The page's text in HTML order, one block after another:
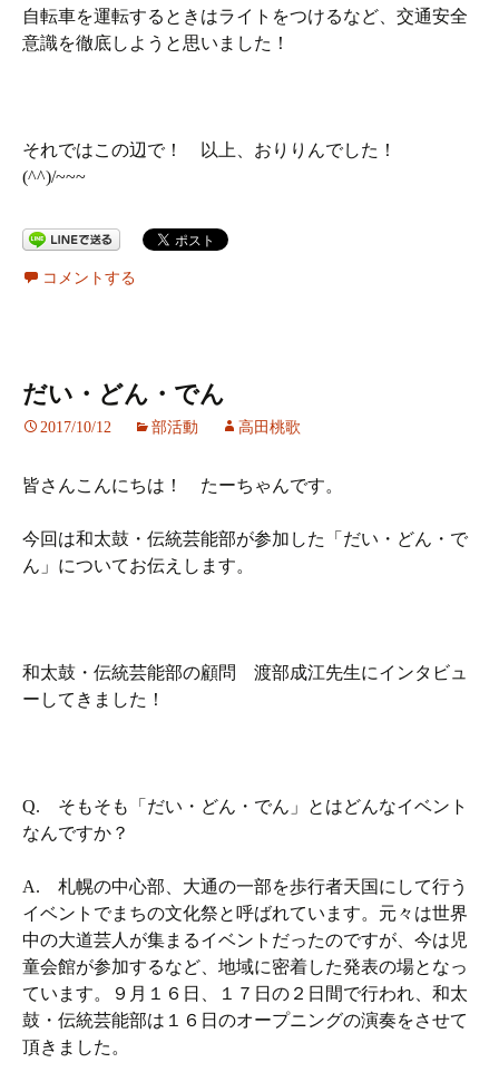
自転車を運転するときはライトをつけるなど、交通安全
意識を徹底しようと思いました！
それではこの辺で！ 以上、おりりんでした！
(^^)/~~~
コメントする
だい・どん・でん
2017/10/12 部活動 高田桃歌
皆さんこんにちは！ たーちゃんです。
今回は和太鼓・伝統芸能部が参加した「だい・どん・で
ん」についてお伝えします。
和太鼓・伝統芸能部の顧問 渡部成江先生にインタビュ
ーしてきました！
Q. そもそも「だい・どん・でん」とはどんなイベント
なんですか？
A. 札幌の中心部、大通の一部を歩行者天国にして行う
イベントでまちの文化祭と呼ばれています。元々は世界
中の大道芸人が集まるイベントだったのですが、今は児
童会館が参加するなど、地域に密着した発表の場となっ
ています。９月１６日、１７日の２日間で行われ、和太
鼓・伝統芸能部は１６日のオープニングの演奏をさせて
頂きました。